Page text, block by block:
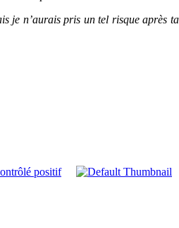
n’aurais pris un tel risque après
positif